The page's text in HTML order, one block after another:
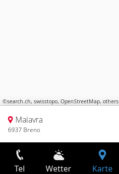
©search.ch, swisstopo, OpenStreetMap, others
Maiavra
6937 Breno
Tel Wetter Karte